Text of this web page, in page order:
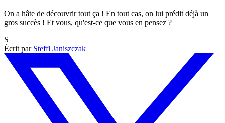
On a hâte de découvrir tout ça ! En tout cas, on lui prédit déjà un
gros succès ! Et vous, qu'est-ce que vous en pensez ?
S
Écrit par Steffi Janiszczak